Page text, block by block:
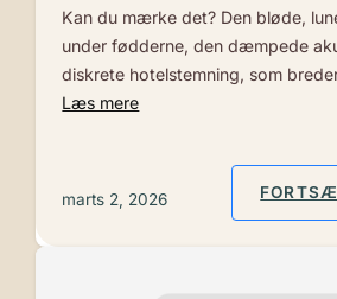
Kan du mærke det? Den bløde,
under fødderne, den dæmpede
diskrete hotelstemning, som
Læs mere
marts 2, 2026